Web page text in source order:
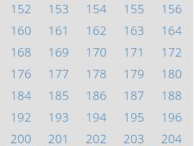
152 153 154 155
156
160 161 162 163
164
168 169 170 171
172
176 177 178 179
180
184 185 186 187
188
192 193 194 195
196
200 201 202 203 204